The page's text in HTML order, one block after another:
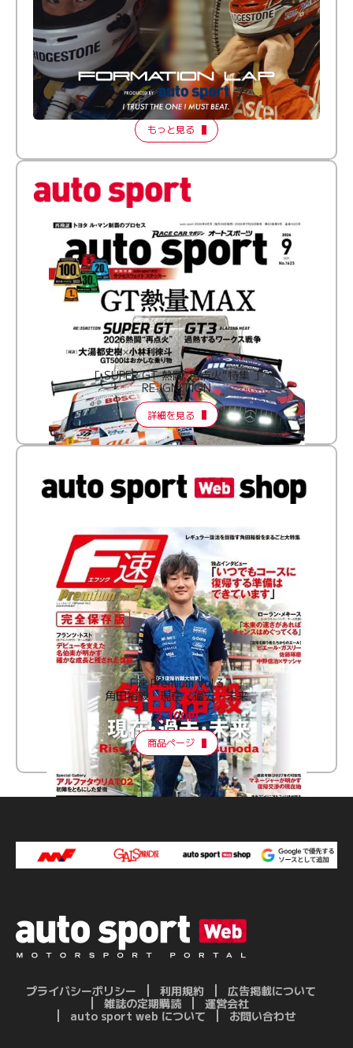
倒す相手を、信じてる。小林利徠斗 × 野村勇斗
【FORMATION LAP Produced by auto sport】
2026 Episode 2
もっと見る
［ SUPER GT 熱闘“再点火”特集 ］
RE:IGNITION
詳細を見る
F速 Premium Vol.3
角田裕毅 現在・過去・未来
2,100円
商品ページ
プライバシーポリシー 利用規約
広告掲載について
雑誌の定期購読
運営会社
auto sport web について
お問い合わせ